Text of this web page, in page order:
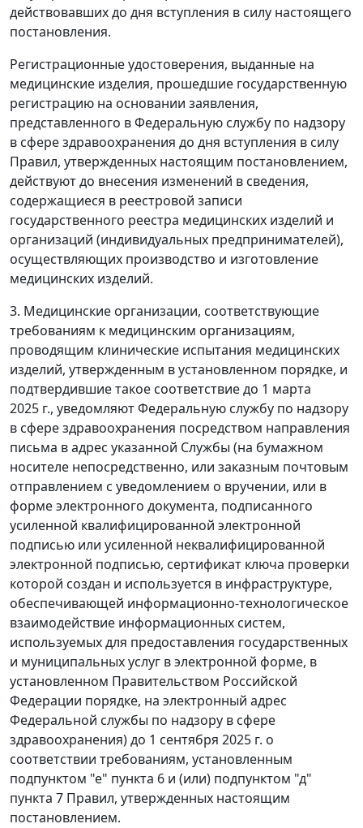
действовавших до дня вступления в силу настоящего
постановления.
Регистрационные удостоверения, выданные на
медицинские изделия, прошедшие государственную
регистрацию на основании заявления,
представленного в Федеральную службу по надзору
в сфере здравоохранения до дня вступления в силу
Правил, утвержденных настоящим постановлением,
действуют до внесения изменений в сведения,
содержащиеся в реестровой записи
государственного реестра медицинских изделий и
организаций (индивидуальных предпринимателей),
осуществляющих производство и изготовление
медицинских изделий.
3. Медицинские организации, соответствующие
требованиям к медицинским организациям,
проводящим клинические испытания медицинских
изделий, утвержденным в установленном порядке, и
подтвердившие такое соответствие до 1 марта
2025 г., уведомляют Федеральную службу по надзору
в сфере здравоохранения посредством направления
письма в адрес указанной Службы (на бумажном
носителе непосредственно, или заказным почтовым
отправлением с уведомлением о вручении, или в
форме электронного документа, подписанного
усиленной квалифицированной электронной
подписью или усиленной неквалифицированной
электронной подписью, сертификат ключа проверки
которой создан и используется в инфраструктуре,
обеспечивающей информационно-технологическое
взаимодействие информационных систем,
используемых для предоставления государственных
и муниципальных услуг в электронной форме, в
установленном Правительством Российской
Федерации порядке, на электронный адрес
Федеральной службы по надзору в сфере
здравоохранения) до 1 сентября 2025 г. о
соответствии требованиям, установленным
подпунктом "е" пункта 6 и (или) подпунктом "д"
пункта 7 Правил, утвержденных настоящим
постановлением.